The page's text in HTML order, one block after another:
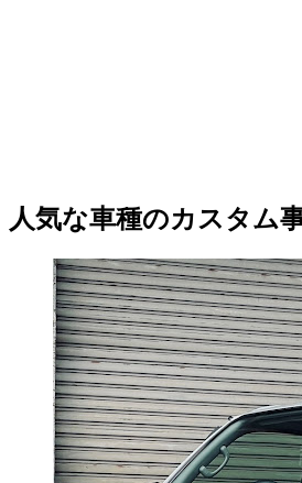
人気な車種のカスタム